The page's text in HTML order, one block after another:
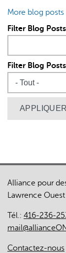
More blog posts
Filter Blog
Filter Blog
Alliance pour
Lawrence
Tél.: 416-236-
Contactez-nous